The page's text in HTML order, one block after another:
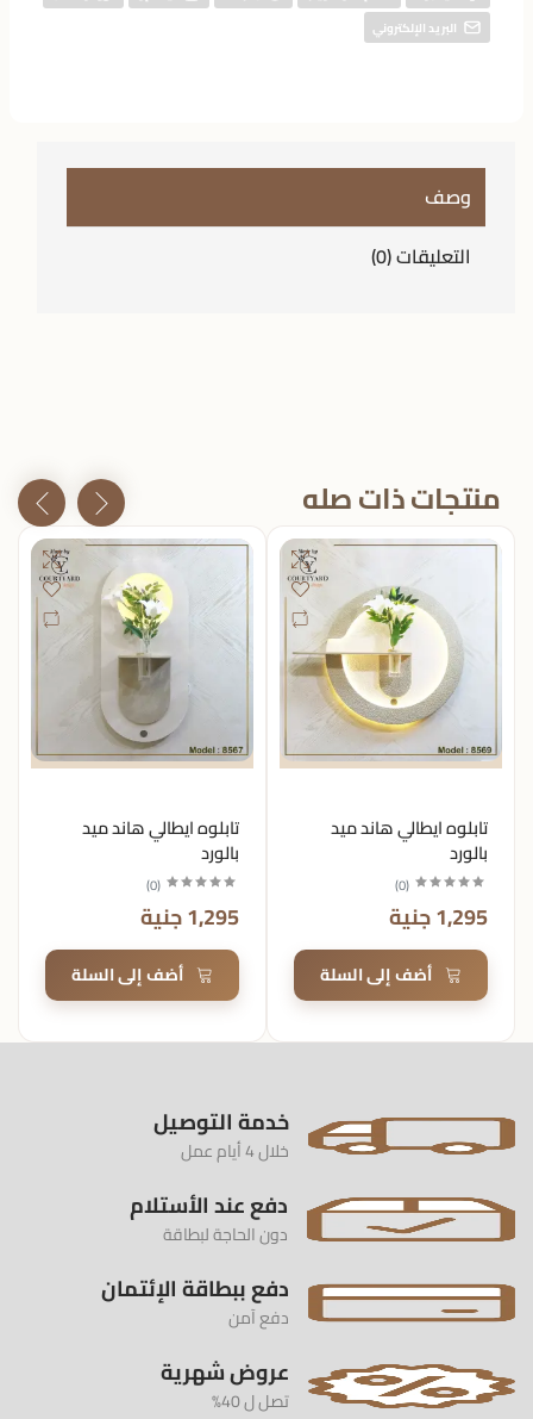
البريد الإلكتروني
وصف
التعليقات (0)
منتجات ذات صله
تابلوه ايطالي هاند ميد
بالورد
(
0
)
1,295 جنية
أضف إلى السلة
تابلوه ايطالي هاند ميد
بالورد
(
0
)
1,295 جنية
أضف إلى السلة
خدمة التوصيل
خلال 4 أيام عمل
دفع عند الأستلام
دون الحاجة لبطاقة
دفع ببطاقة الإئتمان
دفع آمن
عروض شهرية
تصل ل 40%